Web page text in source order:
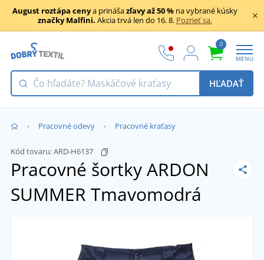
August roztápa cenya prinášazľavy až 50 %na vybrané kúsky
značky Malfini. Akcia trvá len do 16. 8. Pozrieť sa.
0
MENU
HĽADAŤ
Pracovné odevy Pracovné kraťasy
Kód tovaru:ARD-H6137
Pracovné šortky ARDON
SUMMER Tmavomodrá